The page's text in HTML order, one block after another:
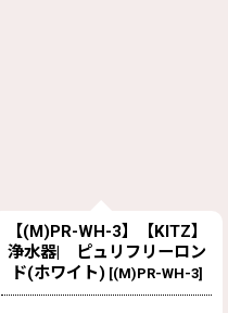
【(M)PR-WH-3】【KITZ】
浄水器| ピュリフリーロン
ド(ホワイト) [(M)PR-WH-3]